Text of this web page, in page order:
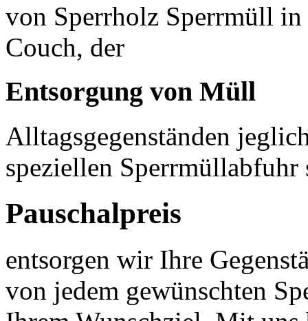
von Sperrholz Sperrmüll
Couch, der
Entsorgung von Müll
Alltagsgegenständen
speziellen
Pauschalpreis
entsorgen wir Ihre
von jedem gewünschten